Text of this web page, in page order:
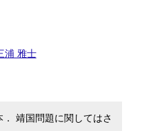
浦 雅士
靖国問題に関してはさ